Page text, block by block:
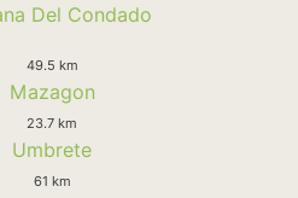
Del Condado
49.5 km
Mazagon
23.7 km
Umbrete
61 km